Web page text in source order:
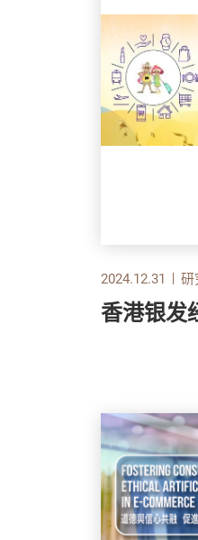
2024.12.31 研
香港银发